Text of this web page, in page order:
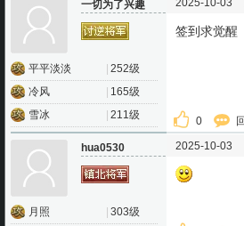
一切为了兴趣
平平淡淡
252级
冷风
165级
雪冰
211级
2025-10-03
签到求觉醒
0
hua0530
月照 303级
2025-10-03